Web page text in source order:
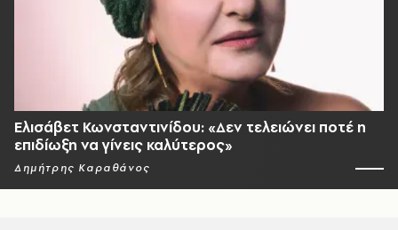
Ελισάβετ Κωνσταντινίδου: «Δεν τελειώνει ποτέ η
επιδίωξη να γίνεις καλύτερος»
Δημήτρης Καραθάνος